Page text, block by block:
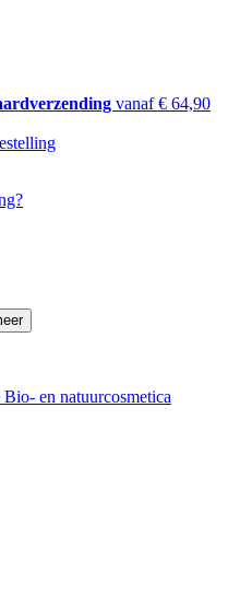
vanaf € 64,90
Bio- en natuurcosmetica